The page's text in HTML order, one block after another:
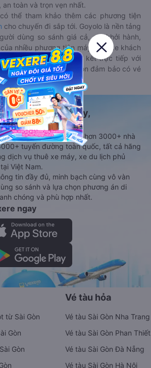
an toàn và trọn vẹn nhất.
thể tham khảo thêm các phương tiện
cho chuyến đi sắp tới. Goyolo là nền tảng
dùng so sánh giá cả, giờ khởi hành,
nhiều phương tiện máy bay, xe khách
của Goyolo được liên kết trực tiếp với
khách và tàu hoả, luôn đảm bảo có vé
Xe khách, Máy bay,
xe
vé đa phương tiện với hơn 3000+ nhà
tuyến đường toàn quốc, tất cả hãng
dịch vụ thuê xe máy, xe du lịch phủ
Việt Nam.
tin đầy đủ, minh bạch cùng vô vàn
so sánh và lựa chọn phương án di
chóng và phù hợp nhất.
ngay
từ Sài Gòn
Gòn
Gòn
Vé tàu hỏa
Vé tàu Sài Gòn Nha Trang
Vé tàu Sài Gòn Phan Thiết
Vé tàu Sài Gòn Đà Nẵng
Vé tàu Sài Gòn Hà Nội